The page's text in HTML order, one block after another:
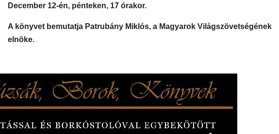
December 12-én, pénteken, 17 órakor.
A könyvet bemutatja Patrubány Miklós, a Magyarok Világszövetségének
elnöke.